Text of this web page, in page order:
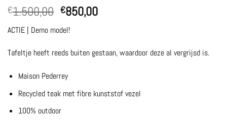
€1.500,00 Oorspronkelijke
prijs
was:
€1.500,00.
€850,00Huidige
€850,00.
ACTIE | Demo model!
Tafeltje heeft reeds buiten gestaan, waardoor deze al vergrijsd is.
Maison Pederrey
Recycled teak met fibre kunststof vezel
100% outdoor